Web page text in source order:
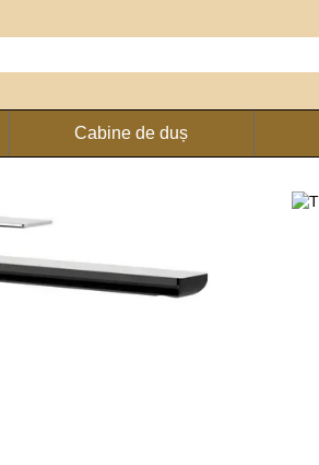
Cabine de duș